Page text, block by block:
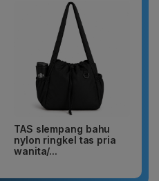
TAS slempang bahu
nylon ringkel tas pria
wanita/...